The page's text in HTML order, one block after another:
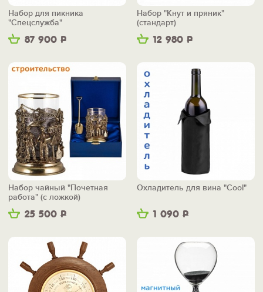
87 900 Р
Набор для пикника
"Спецслужба"
12 980 Р
Набор "Кнут и пряник"
(стандарт)
25 500 Р
Набор чайный "Почетная
работа" (с ложкой)
1 090 Р
Охладитель для вина "Cool"